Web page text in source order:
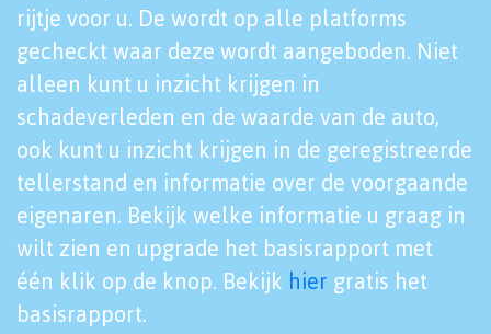
rijtje voor u. De wordt op alle platforms
gecheckt waar deze wordt aangeboden. Niet
alleen kunt u inzicht krijgen in
schadeverleden en de waarde van de auto,
ook kunt u inzicht krijgen in de geregistreerde
tellerstand en informatie over de voorgaande
eigenaren. Bekijk welke informatie u graag in
wilt zien en upgrade het basisrapport met
één klik op de knop. Bekijk hier gratis het
basisrapport.